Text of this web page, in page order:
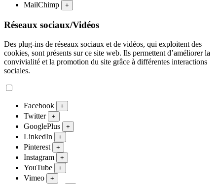
MailChimp +
Réseaux sociaux/Vidéos
Des plug-ins de réseaux sociaux et de vidéos, qui exploitent des
cookies, sont présents sur ce site web. Ils permettent d’améliorer la
convivialité et la promotion du site grâce à différentes interactions
sociales.
Facebook +
Twitter +
GooglePlus +
LinkedIn +
Pinterest +
Instagram +
YouTube +
Vimeo +